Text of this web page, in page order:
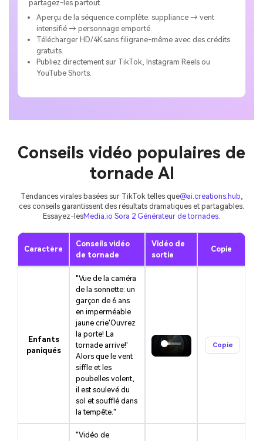
partagez-les partout.
Aperçu de la séquence complète: suppliance → vent
intensifié → personnage emporté.
Télécharger HD/4K sans filigrane-même avec des crédits
gratuits.
Publiez directement sur TikTok, Instagram Reels ou
YouTube Shorts.
Conseils vidéo populaires de
tornade AI
Tendances virales basées sur TikTok telles que@ai.creations.hub,
ces conseils garantissent des résultats dramatiques et partagables.
Essayez-lesMedia.io Sora 2 Générateur de tornades.
Caractère
Conseils vidéo
de tornade
Vidéo de
sortie
Copie
Enfants
paniqués
"Vue de la caméra
de la sonnette: un
garçon de 6 ans
en imperméable
jaune crie'Ouvrez
la porte! La
tornade arrive!'
Alors que le vent
siffle et les
poubelles volent,
il est soulevé du
sol et soufflé dans
la tempête."
Copie
"Vidéo de